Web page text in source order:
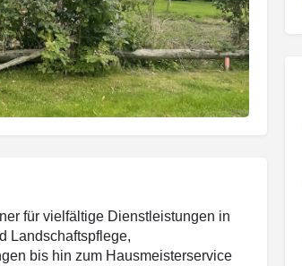
für vielfältige Dienstleistungen in
Landschaftspflege,
bis hin zum Hausmeisterservice